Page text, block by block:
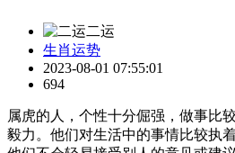
二运
生肖运势
2023-08-01 07:55:01
694
属虎的人，个性十分倔强，做事比
毅力。他们对生活中的事情比较执